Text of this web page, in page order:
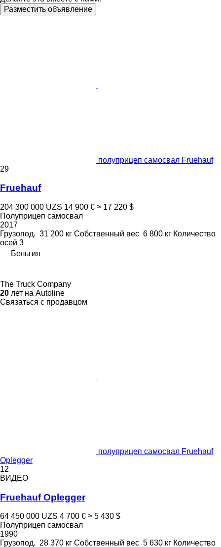
Разместить объявление
полуприцеп самосвал Fruehauf
29
Fruehauf
204 300 000 UZS 14 900 € ≈ 17 220 $
Полуприцеп самосвал
2017
Грузопод. 31 200 кг Собственный вес 6 800 кг Количество
осей 3
Бельгия
The Truck Company
20 лет на Autoline
Связаться с продавцом
полуприцеп самосвал Fruehauf
Oplegger
12
ВИДЕО
Fruehauf Oplegger
64 450 000 UZS 4 700 € ≈ 5 430 $
Полуприцеп самосвал
1990
Грузопод. 28 370 кг Собственный вес 5 630 кг Количество